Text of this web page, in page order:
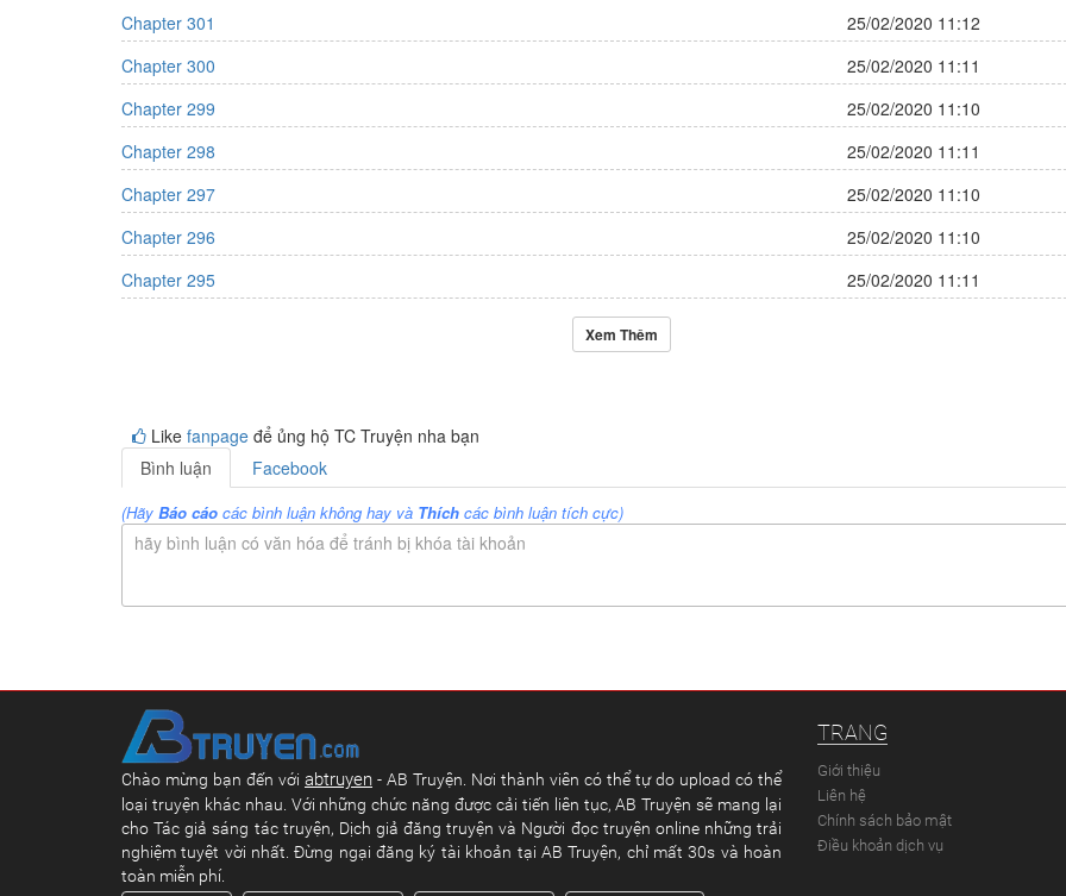
Chapter 301
25/02/2020 11:12
Chapter 300
25/02/2020 11:11
Chapter 299
25/02/2020 11:10
Chapter 298
25/02/2020 11:11
Chapter 297
25/02/2020 11:10
Chapter 296
25/02/2020 11:10
Chapter 295
25/02/2020 11:11
Xem Thêm
Like fanpage để ủng hộ TC Truyện nha bạn
Bình luận
Facebook
(Hãy Báo cáo các bình luận không hay và Thích các bình luận tích cực)
hãy bình luận có văn hóa để tránh bị khóa tài khoản
Chào mừng bạn đến với abtruyen - AB Truyện. Nơi thành viên có thể tự do upload có thể
loại truyện khác nhau. Với những chức năng được cải tiến liên tục, AB Truyện sẽ mang lại
cho Tác giả sáng tác truyện, Dịch giả đăng truyện và Người đọc truyện online những trải
nghiệm tuyệt vời nhất. Đừng ngại đăng ký tài khoản tại AB Truyện, chỉ mất 30s và hoàn
toàn miễn phí.
TRANG
Giới thiệu
Liên hệ
Chính sách bảo mật
Điều khoản dịch vụ